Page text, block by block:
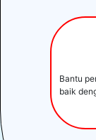
Bantu
baik